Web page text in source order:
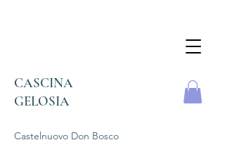
CASCINA
GELOSIA
Castelnuovo Don Bosco